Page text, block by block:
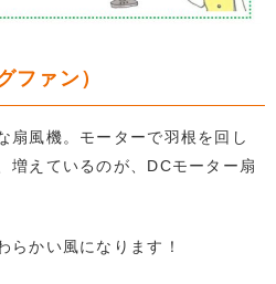
ファン）
扇風機。モーターで羽根を回し
増えているのが、DCモーター扇
らかい風になります！